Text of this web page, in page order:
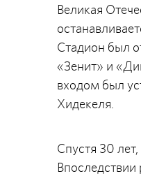
Великая
Стадион был
«Зенит» и
входом был
Хидекеля.
Спустя 30